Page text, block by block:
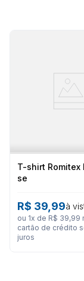
T-shirt Romitex
se
R$ 39 99à
ou 1x de R$ 39,99
cartão de crédito
juros